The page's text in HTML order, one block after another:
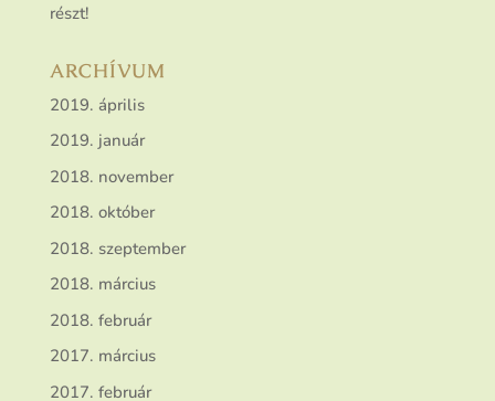
részt!
ARCHÍVUM
2019. április
2019. január
2018. november
2018. október
2018. szeptember
2018. március
2018. február
2017. március
2017. február